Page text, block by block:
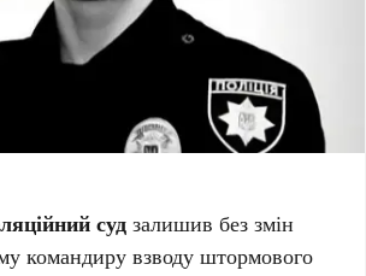
суд залишив без змін
командиру взводу штормового